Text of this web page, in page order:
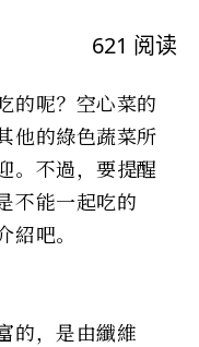
621 阅读
的呢？空心菜的
他的綠色蔬菜所
。不過，要提醒
不能一起吃的
吧。
的，是由纖維